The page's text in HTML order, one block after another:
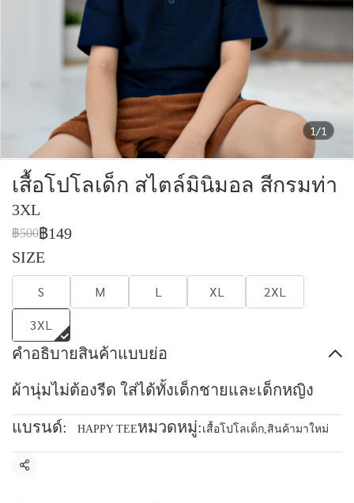
1/1
เสื้อโปโลเด็ก สไตล์มินิมอล สีกรมท่า
3XL
฿500฿149
SIZE
S M L XL
2XL
3XL
คำอธิบายสินค้าแบบย่อ
ผ้านุ่มไม่ต้องรีด ใส่ได้ทั้งเด็กชายและเด็กหญิง
แบรนด์: HAPPY TEEหมวดหมู่: เสื้อโปโลเด็ก,สินค้ามาใหม่
แชร์